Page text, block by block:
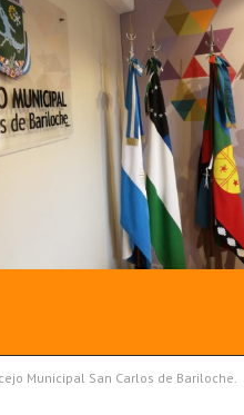
Municipal San Carlos de Bariloche.